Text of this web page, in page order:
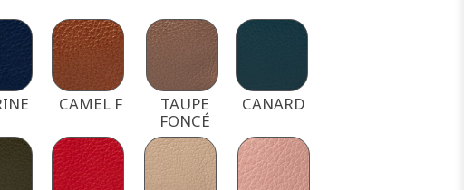
CAMEL F
TAUPE
FONCÉ
CANARD